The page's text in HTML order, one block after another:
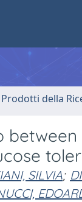
della
SILVIA;